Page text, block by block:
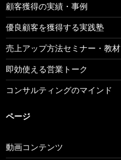
顧客獲得の実績・事例
優良顧客を獲得する実践塾
売上アップ方法セミナー・教材
即効使える営業トーク
コンサルティングのマインド
ページ
動画コンテンツ